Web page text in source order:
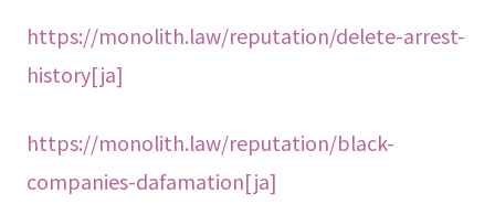
https://monolith.law/reputation/delete-arrest-
history[ja]
https://monolith.law/reputation/black-
companies-dafamation[ja]